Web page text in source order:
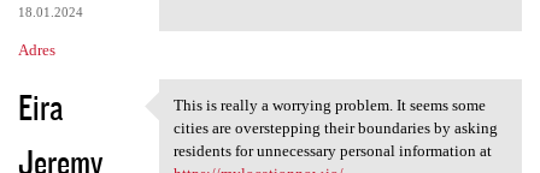
18.01.2024
Adres
Eira
Jeremy
This is really a worrying
This is really a worrying problem. It seems some
cities are overstepping their boundaries by asking
residents for unnecessary personal information at